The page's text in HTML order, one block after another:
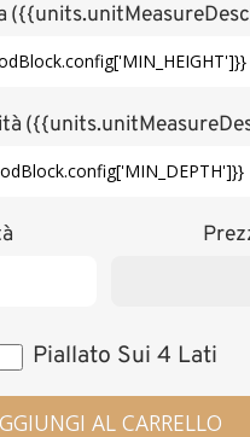
Piallato Sui 4 Lati
AL CARRELLO